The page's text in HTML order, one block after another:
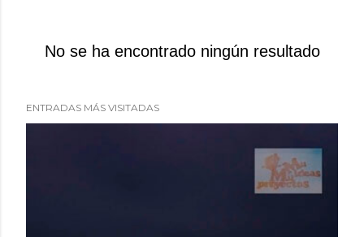
sabroso, con ese toque tostado y crujiente que tanto nos
satisface. Estas alubias crujientes al horno van a cambiar
copiosos de invierno. Con esta receta simple pero
humilde como la alubia de La Bañeza en un snack ligero,
dorado, cargado de proteína y 100% natural. Es el
No se ha encontrado ningún resultado
ENTRADAS MÁS VISITADAS